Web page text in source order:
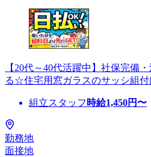
【20代～40代活躍中】社保完備
る☆住宅用窓ガラスのサッシ組
組立スタッフ 時給1,450円〜
勤務地
面接地